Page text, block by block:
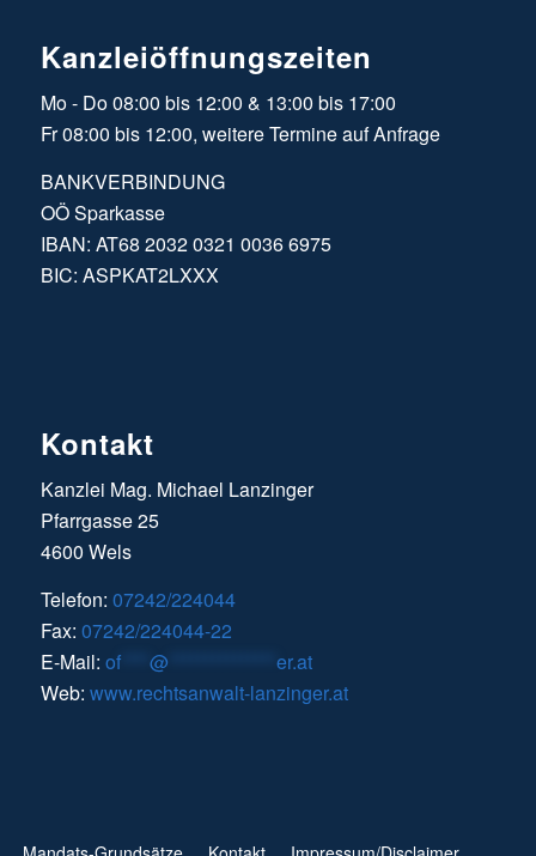
Kanzleiöffnungszeiten
Mo - Do 08:00 bis 12:00 & 13:00 bis 17:00
Fr 08:00 bis 12:00, weitere Termine auf Anfrage
BANKVERBINDUNG
OÖ Sparkasse
IBAN: AT68 2032 0321 0036 6975
BIC: ASPKAT2LXXX
Kontakt
Kanzlei Mag. Michael Lanzinger
Pfarrgasse 25
4600 Wels
Telefon: 07242/224044
Fax: 07242/224044-22
E-Mail: of**** @*************** er.at
Web: www.rechtsanwalt-lanzinger.at